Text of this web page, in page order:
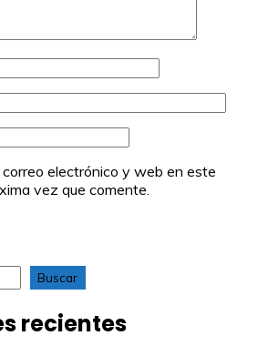
correo electrónico y web en este
vez que comente.
Buscar
recientes